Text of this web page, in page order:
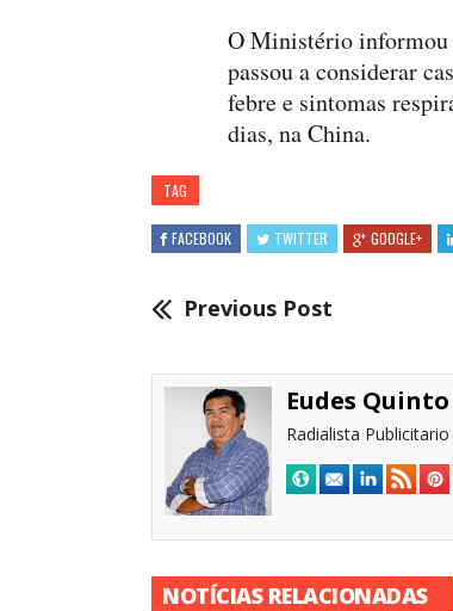
O Ministério informou
passou a considerar
febre e sintomas
dias, na China.
TAG
FACEBOOK TWITTER GOOGLE+
Previous Post
Eudes Quinto
Radialista
NOTÍCIAS RELACIONADAS